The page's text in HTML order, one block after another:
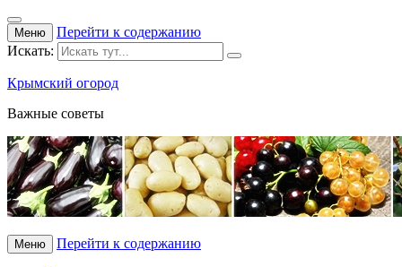
Меню
Перейти к содержанию
Искать:
Крымский огород
Важные советы
Меню Перейти к содержанию